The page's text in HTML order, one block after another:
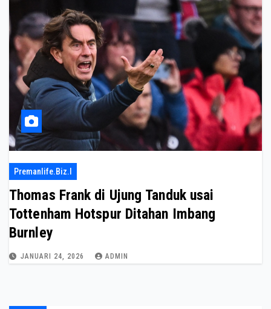
Premanlife.biz.i
Thomas Frank di Ujung Tanduk usai
Tottenham Hotspur Ditahan Imbang
Burnley
JANUARI 24, 2026 ADMIN